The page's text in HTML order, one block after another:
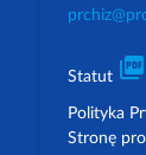
Statut picture_as_pdf
Polityka
Stronę